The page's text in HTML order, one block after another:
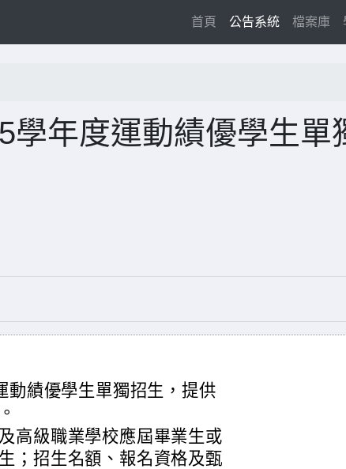
首頁 (current)
公告系統 檔案庫
學年度運動績優學生單
動績優學生單獨招生，提供
高級職業學校應屆畢業生或
；招生名額、報名資格及甄